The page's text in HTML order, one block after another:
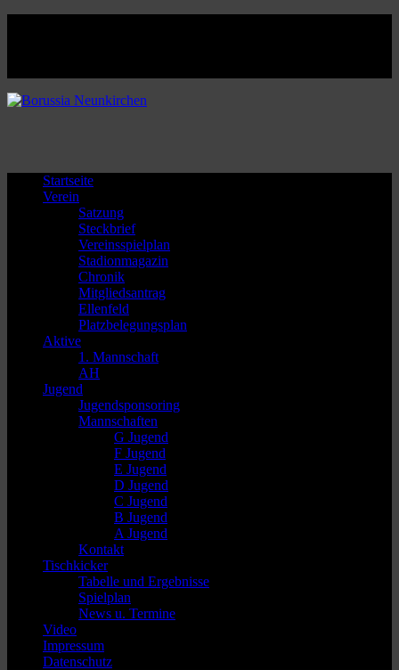
Startseite
Verein
Satzung
Steckbrief
Vereinsspielplan
Stadionmagazin
Chronik
Mitgliedsantrag
Ellenfeld
Platzbelegungsplan
Aktive
1. Mannschaft
AH
Jugend
Jugendsponsoring
Mannschaften
G Jugend
F Jugend
E Jugend
D Jugend
C Jugend
B Jugend
A Jugend
Kontakt
Tischkicker
Tabelle und Ergebnisse
Spielplan
News u. Termine
Video
Impressum
Datenschutz